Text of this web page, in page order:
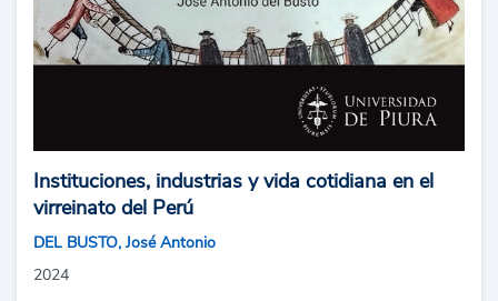
Instituciones, industrias y vida cotidiana en el
virreinato del Perú
DEL BUSTO, José Antonio
2024